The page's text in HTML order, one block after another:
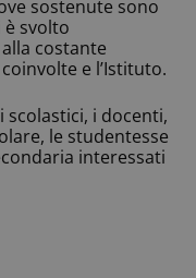
sostenute sono
è svolto
costante
e l’Istituto.
scolastici, i docenti,
le studentesse
interessati